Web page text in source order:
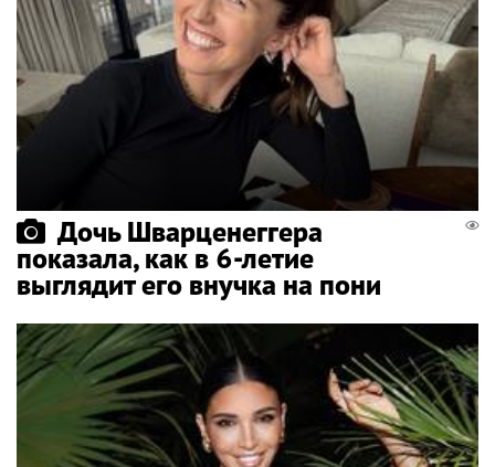
Дочь Шварценеггера
показала, как в 6-летие
выглядит его внучка на пони